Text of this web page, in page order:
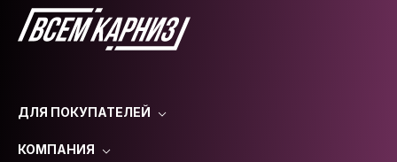
ДЛЯ ПОКУПАТЕЛЕЙ
КОМПАНИЯ